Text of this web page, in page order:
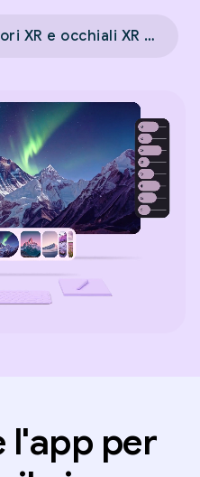
Progettazione per visori XR e occhiali XR con cavo →
l'app per